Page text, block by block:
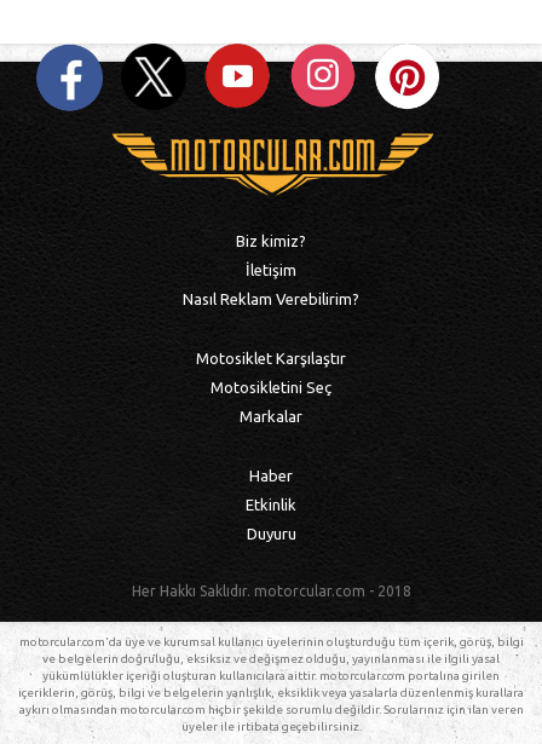
Biz kimiz?
İletişim
Nasıl Reklam Verebilirim?
Motosiklet Karşılaştır
Motosikletini Seç
Markalar
Haber
Etkinlik
Duyuru
Her Hakkı Saklıdır. motorcular.com - 2018
motorcular.com'da üye ve kurumsal kullanıcı üyelerinin oluşturduğu tüm içerik, görüş, bilgi
ve belgelerin doğruluğu, eksiksiz ve değişmez olduğu, yayınlanması ile ilgili yasal
yükümlülükler içeriği oluşturan kullanıcılara aittir. motorcular.com portalına girilen
içeriklerin, görüş, bilgi ve belgelerin yanlışlık, eksiklik veya yasalarla düzenlenmiş kurallara
aykırı olmasından motorcular.com hiçbir şekilde sorumlu değildir. Sorularınız için ilan veren
üyeler ile irtibata geçebilirsiniz.